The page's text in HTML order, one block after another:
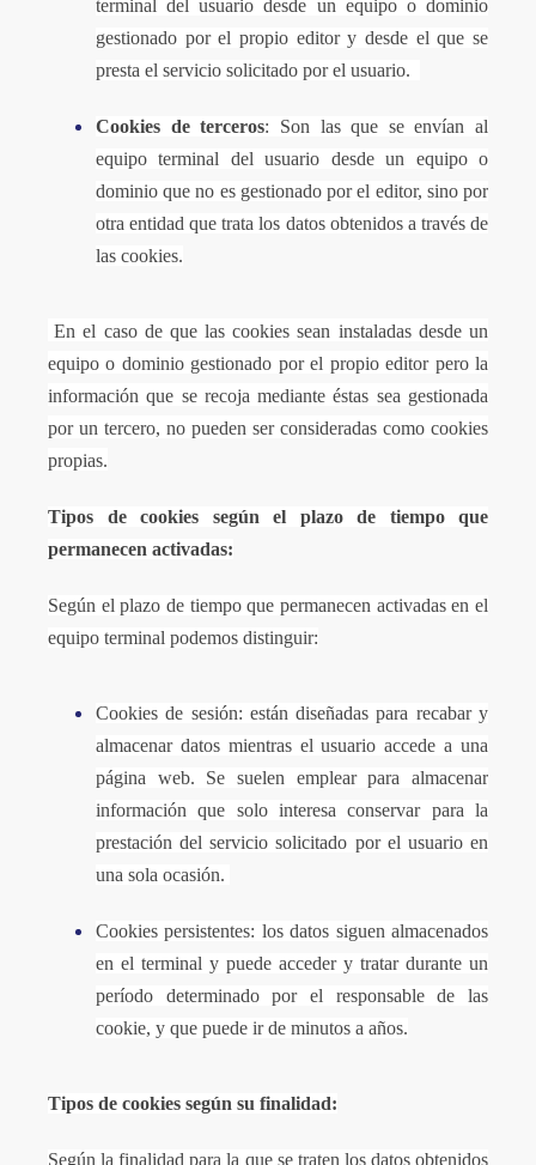
terminal del usuario desde un equipo o dominio
gestionado por el propio editor y desde el que se
presta el servicio solicitado por el usuario.
Cookies de terceros: Son las que se envían al
equipo terminal del usuario desde un equipo o
dominio que no es gestionado por el editor, sino por
otra entidad que trata los datos obtenidos a través de
las cookies.
En el caso de que las cookies sean instaladas desde un
equipo o dominio gestionado por el propio editor pero la
información que se recoja mediante éstas sea gestionada
por un tercero, no pueden ser consideradas como cookies
propias.
Tipos de cookies según el plazo de tiempo que
permanecen activadas:
Según el plazo de tiempo que permanecen activadas en el
equipo terminal podemos distinguir:
Cookies de sesión: están diseñadas para recabar y
almacenar datos mientras el usuario accede a una
página web. Se suelen emplear para almacenar
información que solo interesa conservar para la
prestación del servicio solicitado por el usuario en
una sola ocasión.
Cookies persistentes: los datos siguen almacenados
en el terminal y puede acceder y tratar durante un
período determinado por el responsable de las
cookie, y que puede ir de minutos a años.
Tipos de cookies según su finalidad:
Según la finalidad para la que se traten los datos obtenidos